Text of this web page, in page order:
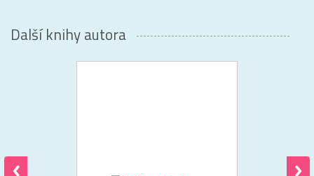
Další knihy autora